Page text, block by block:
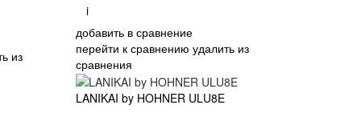
из
i
добавить в сравнение
перейти к сравнению удалить из
сравнения
LANIKAI by HOHNER ULU8E